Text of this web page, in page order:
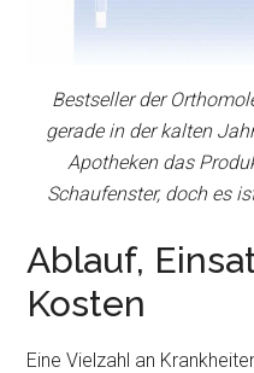
Bestseller der
gerade in der kalten
Apotheken das
Schaufenster, doch es
Ablauf,
Kosten
Eine Vielzahl an